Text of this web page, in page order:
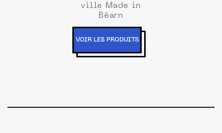
ville Made in
Béarn
VOIR LES PRODUITS